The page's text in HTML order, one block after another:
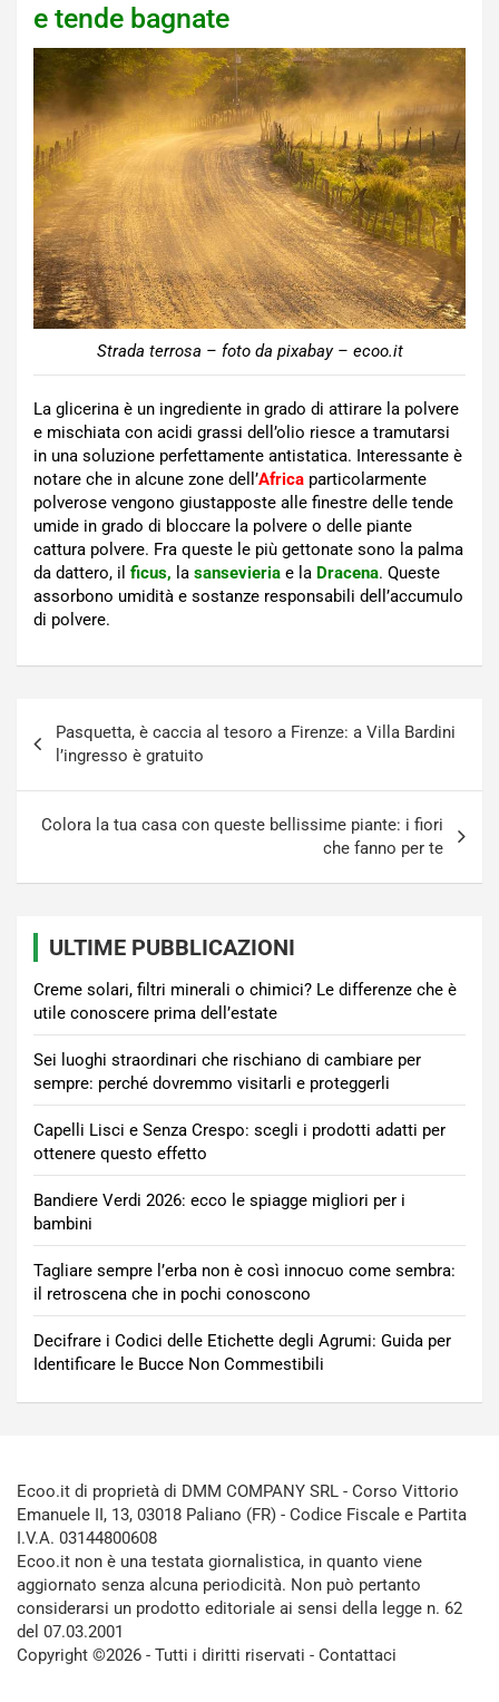
e tende bagnate
Strada terrosa – foto da pixabay – ecoo.it
La glicerina è un ingrediente in grado di attirare la polvere
e mischiata con acidi grassi dell’olio riesce a tramutarsi
in una soluzione perfettamente antistatica. Interessante è
notare che in alcune zone dell’Africa particolarmente
polverose vengono giustapposte alle finestre delle tende
umide in grado di bloccare la polvere o delle piante
cattura polvere. Fra queste le più gettonate sono la palma
da dattero, il ficus, la sansevieria e la Dracena. Queste
assorbono umidità e sostanze responsabili dell’accumulo
di polvere.
articoli
Pasquetta, è caccia al tesoro a Firenze: a Villa Bardini
l’ingresso è gratuito
Colora la tua casa con queste bellissime piante: i fiori
che fanno per te
ULTIME PUBBLICAZIONI
Creme solari, filtri minerali o chimici? Le differenze che è
utile conoscere prima dell’estate
Sei luoghi straordinari che rischiano di cambiare per
sempre: perché dovremmo visitarli e proteggerli
Capelli Lisci e Senza Crespo: scegli i prodotti adatti per
ottenere questo effetto
Bandiere Verdi 2026: ecco le spiagge migliori per i
bambini
Tagliare sempre l’erba non è così innocuo come sembra:
il retroscena che in pochi conoscono
Decifrare i Codici delle Etichette degli Agrumi: Guida per
Identificare le Bucce Non Commestibili
Ecoo.it di proprietà di DMM COMPANY SRL - Corso Vittorio
Emanuele II, 13, 03018 Paliano (FR) - Codice Fiscale e Partita
I.V.A. 03144800608
Ecoo.it non è una testata giornalistica, in quanto viene
aggiornato senza alcuna periodicità. Non può pertanto
considerarsi un prodotto editoriale ai sensi della legge n. 62
del 07.03.2001
Copyright ©2026 - Tutti i diritti riservati - Contattaci